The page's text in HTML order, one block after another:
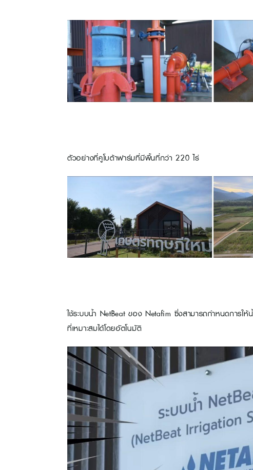
ตัวอย่างที่คูโบต้าฟาร์มที่มีพื้นที่กว่า 220 ไร่
ใช้ระบบน้ำ NetBeat ของ Netafim ซึ่งสามารถกำหนดการใ
ที่เหมาะสมได้โดยอัตโนมัติ